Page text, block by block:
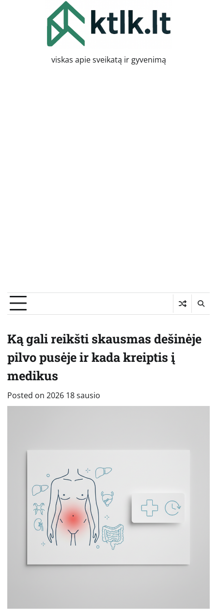
viskas apie sveikatą ir gyvenimą
Ką gali reikšti skausmas dešinėje
pilvo pusėje ir kada kreiptis į
medikus
Posted on 2026 18 sausio